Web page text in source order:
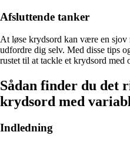
Afsluttende tanker
At løse krydsord kan være en sjov
udfordre dig selv. Med disse tips
rustet til at tackle et krydsord
Sådan finder du det
krydsord med
Indledning